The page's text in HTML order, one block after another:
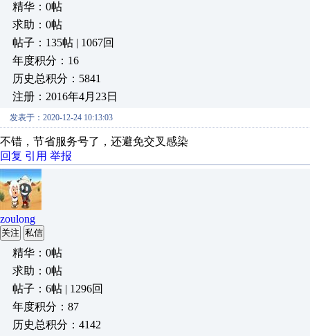
精华：0帖
求助：0帖
帖子：135帖 | 1067回
年度积分：16
历史总积分：5841
注册：2016年4月23日
发表于：2020-12-24 10:13:03
不错，节省服务号了，还避免交叉感染
回复 引用 举报
zoulong
关注 私信
精华：0帖
求助：0帖
帖子：6帖 | 1296回
年度积分：87
历史总积分：4142